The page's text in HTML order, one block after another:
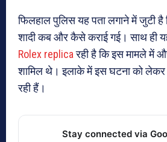
फिलहाल पुलिस यह पता लगाने में जुटी
शादी कब और कैसे कराई गई। साथ ही
Rolex replicaरही है कि इस मामले में
शामिल थे। इलाके में इस घटना को लेकर
रही हैं।
Stay connected via